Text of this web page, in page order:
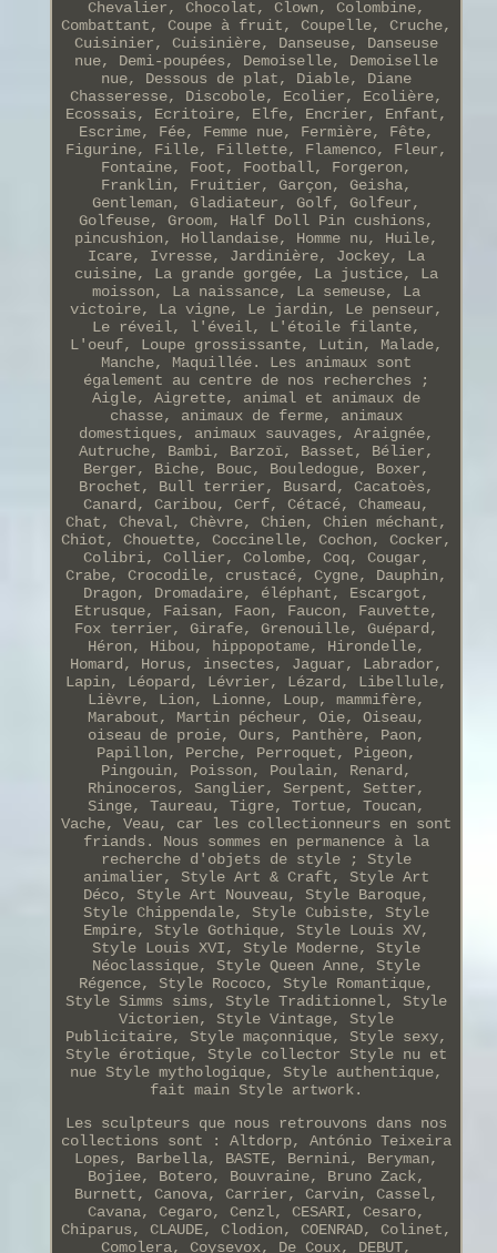
Chevalier, Chocolat, Clown, Colombine,
Combattant, Coupe à fruit, Coupelle, Cruche,
Cuisinier, Cuisinière, Danseuse, Danseuse
nue, Demi-poupées, Demoiselle, Demoiselle
nue, Dessous de plat, Diable, Diane
Chasseresse, Discobole, Ecolier, Ecolière,
Ecossais, Ecritoire, Elfe, Encrier, Enfant,
Escrime, Fée, Femme nue, Fermière, Fête,
Figurine, Fille, Fillette, Flamenco, Fleur,
Fontaine, Foot, Football, Forgeron,
Franklin, Fruitier, Garçon, Geisha,
Gentleman, Gladiateur, Golf, Golfeur,
Golfeuse, Groom, Half Doll Pin cushions,
pincushion, Hollandaise, Homme nu, Huile,
Icare, Ivresse, Jardinière, Jockey, La
cuisine, La grande gorgée, La justice, La
moisson, La naissance, La semeuse, La
victoire, La vigne, Le jardin, Le penseur,
Le réveil, l'éveil, L'étoile filante,
L'oeuf, Loupe grossissante, Lutin, Malade,
Manche, Maquillée. Les animaux sont
également au centre de nos recherches ;
Aigle, Aigrette, animal et animaux de
chasse, animaux de ferme, animaux
domestiques, animaux sauvages, Araignée,
Autruche, Bambi, Barzoï, Basset, Bélier,
Berger, Biche, Bouc, Bouledogue, Boxer,
Brochet, Bull terrier, Busard, Cacatoès,
Canard, Caribou, Cerf, Cétacé, Chameau,
Chat, Cheval, Chèvre, Chien, Chien méchant,
Chiot, Chouette, Coccinelle, Cochon, Cocker,
Colibri, Collier, Colombe, Coq, Cougar,
Crabe, Crocodile, crustacé, Cygne, Dauphin,
Dragon, Dromadaire, éléphant, Escargot,
Etrusque, Faisan, Faon, Faucon, Fauvette,
Fox terrier, Girafe, Grenouille, Guépard,
Héron, Hibou, hippopotame, Hirondelle,
Homard, Horus, insectes, Jaguar, Labrador,
Lapin, Léopard, Lévrier, Lézard, Libellule,
Lièvre, Lion, Lionne, Loup, mammifère,
Marabout, Martin pécheur, Oie, Oiseau,
oiseau de proie, Ours, Panthère, Paon,
Papillon, Perche, Perroquet, Pigeon,
Pingouin, Poisson, Poulain, Renard,
Rhinoceros, Sanglier, Serpent, Setter,
Singe, Taureau, Tigre, Tortue, Toucan,
Vache, Veau, car les collectionneurs en sont
friands. Nous sommes en permanence à la
recherche d'objets de style ; Style
animalier, Style Art & Craft, Style Art
Déco, Style Art Nouveau, Style Baroque,
Style Chippendale, Style Cubiste, Style
Empire, Style Gothique, Style Louis XV,
Style Louis XVI, Style Moderne, Style
Néoclassique, Style Queen Anne, Style
Régence, Style Rococo, Style Romantique,
Style Simms sims, Style Traditionnel, Style
Victorien, Style Vintage, Style
Publicitaire, Style maçonnique, Style sexy,
Style érotique, Style collector Style nu et
nue Style mythologique, Style authentique,
fait main Style artwork.
Les sculpteurs que nous retrouvons dans nos
collections sont : Altdorp, António Teixeira
Lopes, Barbella, BASTE, Bernini, Beryman,
Bojiee, Botero, Bouvraine, Bruno Zack,
Burnett, Canova, Carrier, Carvin, Cassel,
Cavana, Cegaro, Cenzl, CESARI, Cesaro,
Chiparus, CLAUDE, Clodion, COENRAD, Colinet,
Comolera, Coysevox, De Coux, DEBUT,